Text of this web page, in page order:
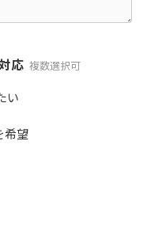
応 複数選択可
い
希望